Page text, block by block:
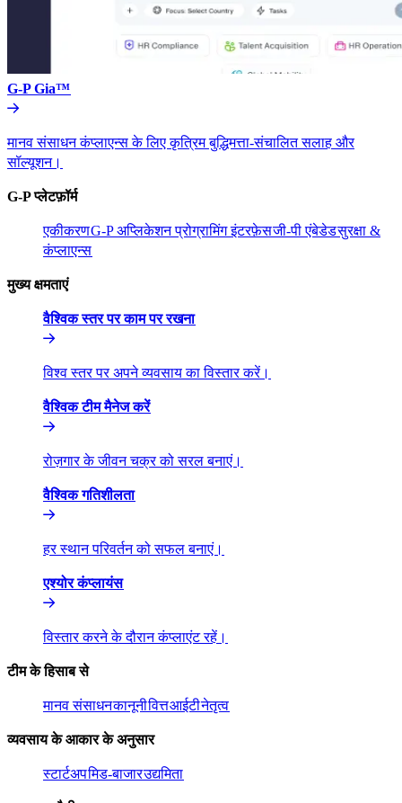
G-P Gia™​​
मानव संसाधन कंप्लाएन्स के लिए कृत्रिम बुद्धिमत्ता-संचालित सलाह और
सॉल्यूशन।​​
G-P प्लेटफ़ॉर्म​​
एकीकरण​​G-P अप्लिकेशन प्रोग्रामिंग इंटरफ़ेस​​जी-पी एंबेडेड​​सुरक्षा &
कंप्लाएन्स​​
मुख्य क्षमताएं​​
वैश्विक स्तर पर काम पर रखना​​
विश्व स्तर पर अपने व्यवसाय का विस्तार करें।​​
वैश्विक टीम मैनेज करें​​
रोज़गार के जीवन चक्र को सरल बनाएं।​​
वैश्विक गतिशीलता​​
हर स्थान परिवर्तन को सफल बनाएं।​​
एश्योर कंप्लायंस​​
विस्तार करने के दौरान कंप्लाएंट रहें।​​
टीम के हिसाब से​​
मानव संसाधन​​कानूनी​​वित्त​​आईटी​​नेतृत्व​​
व्यवसाय के आकार के अनुसार​​
स्टार्टअप​​मिड-बाजार​​उद्यमिता​​